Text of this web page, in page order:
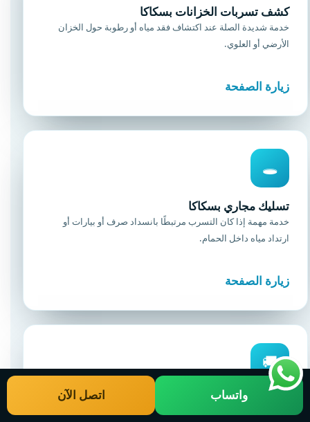
كشف تسربات الخزانات بسكاكا
خدمة شديدة الصلة عند اكتشاف فقد مياه أو رطوبة حول الخزان
الأرضي أو العلوي.
زيارة الصفحة
🕳️
تسليك مجاري بسكاكا
خدمة مهمة إذا كان التسرب مرتبطًا بانسداد صرف أو بيارات أو
ارتداد مياه داخل الحمام.
زيارة الصفحة
🚚
نقل عفش بسكاكا
قد يحتاج العميل لنقل الأثاث مؤقتًا عند معالجة غرفة متضررة من
واتساب اتصل الآن